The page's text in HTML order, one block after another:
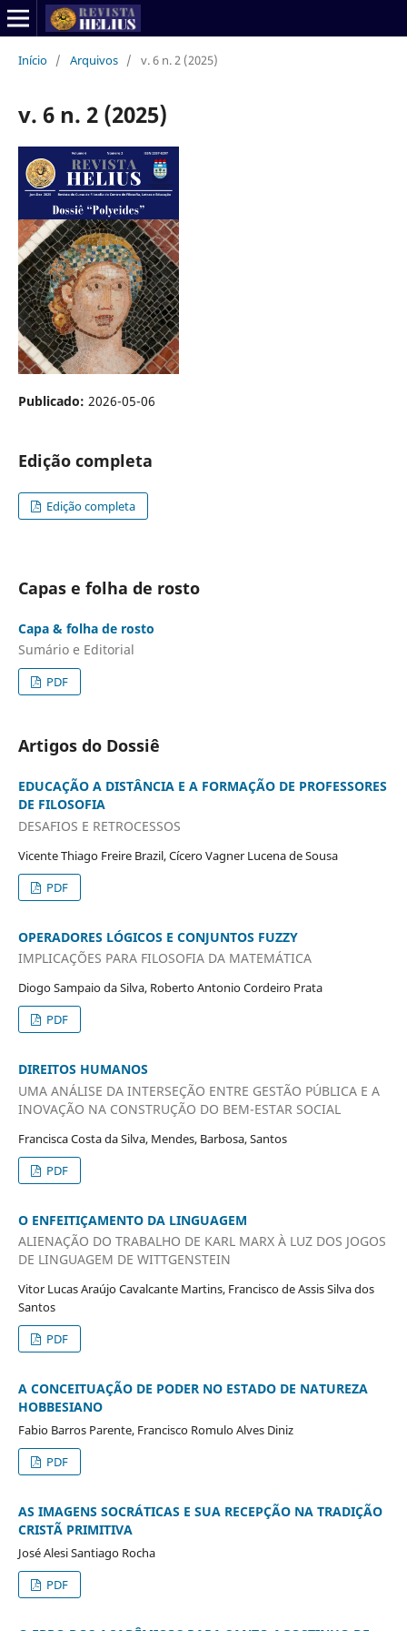
Início / Arquivos / v. 6 n. 2 (2025)
v. 6 n. 2 (2025)
Publicado: 2026-05-06
Edição completa
Edição completa
Capas e folha de rosto
Capa & folha de rosto
Sumário e Editorial
PDF
Artigos do Dossiê
EDUCAÇÃO A DISTÂNCIA E A FORMAÇÃO DE PROFESSORES
DE FILOSOFIA
DESAFIOS E RETROCESSOS
Vicente Thiago Freire Brazil, Cícero Vagner Lucena de Sousa
PDF
OPERADORES LÓGICOS E CONJUNTOS FUZZY
IMPLICAÇÕES PARA FILOSOFIA DA MATEMÁTICA
Diogo Sampaio da Silva, Roberto Antonio Cordeiro Prata
PDF
DIREITOS HUMANOS
UMA ANÁLISE DA INTERSEÇÃO ENTRE GESTÃO PÚBLICA E A
INOVAÇÃO NA CONSTRUÇÃO DO BEM-ESTAR SOCIAL
Francisca Costa da Silva, Mendes, Barbosa, Santos
PDF
O ENFEITIÇAMENTO DA LINGUAGEM
ALIENAÇÃO DO TRABALHO DE KARL MARX À LUZ DOS JOGOS
DE LINGUAGEM DE WITTGENSTEIN
Vitor Lucas Araújo Cavalcante Martins, Francisco de Assis Silva dos
Santos
PDF
A CONCEITUAÇÃO DE PODER NO ESTADO DE NATUREZA
HOBBESIANO
Fabio Barros Parente, Francisco Romulo Alves Diniz
PDF
AS IMAGENS SOCRÁTICAS E SUA RECEPÇÃO NA TRADIÇÃO
CRISTÃ PRIMITIVA
José Alesi Santiago Rocha
PDF